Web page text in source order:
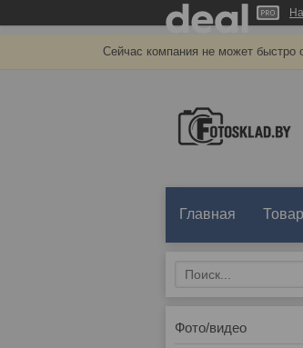
Сейчас компания не может быстро
Главная
Фото/видео